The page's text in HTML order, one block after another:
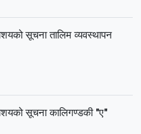
सूचना तालिम व्यवस्थापन
सूचना कालिगण्डकी "ए"